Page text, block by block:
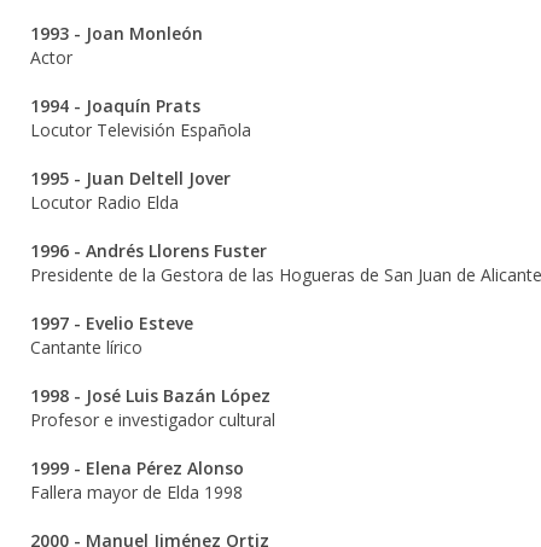
1993 - Joan Monleón
Actor
1994 - Joaquín Prats
Locutor Televisión Española
1995 - Juan Deltell Jover
Locutor Radio Elda
1996 - Andrés Llorens Fuster
Presidente de la Gestora de las Hogueras de San Juan de Alicante
1997 - Evelio Esteve
Cantante lírico
1998 - José Luis Bazán López
Profesor e investigador cultural
1999 - Elena Pérez Alonso
Fallera mayor de Elda 1998
2000 - Manuel Jiménez Ortiz